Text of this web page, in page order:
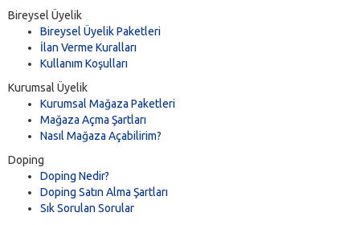
Bireysel Üyelik
Bireysel Üyelik Paketleri
İlan Verme Kuralları
Kullanım Koşulları
Kurumsal Üyelik
Kurumsal Mağaza Paketleri
Mağaza Açma Şartları
Nasıl Mağaza Açabilirim?
Doping
Doping Nedir?
Doping Satın Alma Şartları
Sık Sorulan Sorular